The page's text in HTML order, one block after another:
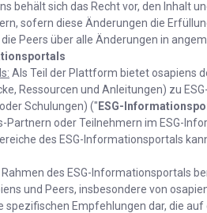
behält sich das Recht vor, den Inhalt
sofern diese Änderungen die
Peers über alle Änderungen in
Als Teil der Plattform bietet osapiens
Ressourcen und Anleitungen) zu
Schulungen) (" ESG-
Partnern oder Teilnehmern im ESG-
des ESG-Informationsportals
des ESG-Informationsportals
und Peers, insbesondere von
Empfehlungen dar, die auf